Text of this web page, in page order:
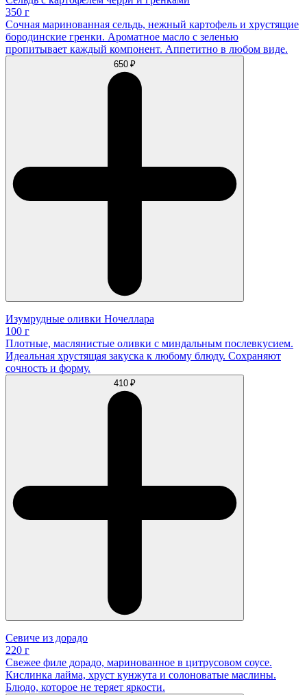
350 г
Сочная маринованная сельдь, нежный картофель и хрустящие
бородинские гренки. Ароматное масло с зеленью
пропитывает каждый компонент. Аппетитно в любом виде.
650 ₽
Изумрудные оливки Ночеллара
100 г
Плотные, маслянистые оливки с миндальным послевкусием.
Идеальная хрустящая закуска к любому блюду. Сохраняют
сочность и форму.
410 ₽
Севиче из дорадо
220 г
Свежее филе дорадо, маринованное в цитрусовом соусе.
Кислинка лайма, хруст кунжута и солоноватые маслины.
Блюдо, которое не теряет яркости.